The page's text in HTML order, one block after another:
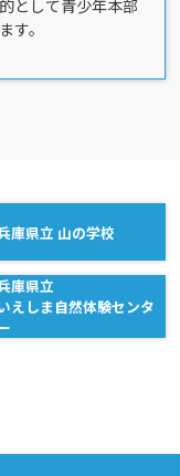
として青少年本部
す。
庫県立 山の学校
庫県立
えしま自然体験センタ